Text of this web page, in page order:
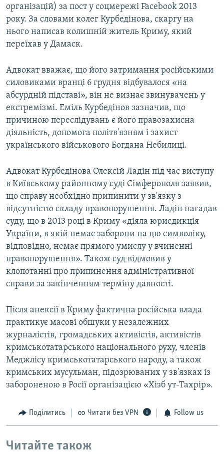
організацій) за пост у соцмережі Facebook 2013
року. За словами колег Курбедінова, скаргу на
нього написав колишній житель Криму, який
переїхав у Дамаск.
Адвокат вважає, що його затримання російськими
силовиками вранці 6 грудня відбувалося «на
абсурдній підставі», він не визнає звинувачень у
екстремізмі. Еміль Курбедінов зазначив, що
причиною переслідувань є його правозахисна
діяльність, допомога політв'язням і захист
українського військового Богдана Небилиці.
Адвокат Курбедінова Олексій Ладін під час виступу
в Київському районному суді Сімферополя заявив,
що справу необхідно припинити у зв'язку з
відсутністю складу правопорушення. Ладін нагадав
суду, що в 2013 році в Криму «діяла юрисдикція
України, в якій немає заборони на цю символіку,
відповідно, немає прямого умислу у вчиненні
правопорушення». Також суд відмовив у
клопотанні про припинення адміністративної
справи за закінченням терміну давності.
Після анексії в Криму фактична російська влада
практикує масові обшуки у незалежних
журналістів, громадських активістів, активістів
кримськотатарського національного руху, членів
Меджлісу кримськотатарського народу, а також
кримських мусульман, підозрюваних у зв'язках із
забороненою в Росії організацією «Хізб ут-Тахрір».
Поділитись Читати без VPN Follow us
Читайте також